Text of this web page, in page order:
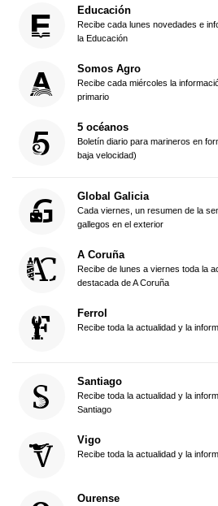
Educación
Recibe cada lunes novedades e
la Educación
Somos Agro
Recibe cada miércoles la
primario
5 océanos
Boletín diario para marineros en
baja velocidad)
Global Galicia
Cada viernes, un resumen de la
gallegos en el exterior
A Coruña
Recibe de lunes a viernes toda la
destacada de A Coruña
Ferrol
Recibe toda la actualidad y la
Santiago
Recibe toda la actualidad y la
Santiago
Vigo
Recibe toda la actualidad y la
Ourense